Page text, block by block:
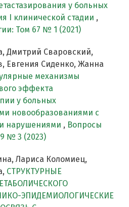
у больных
I клинической стадии ,
Том 67 № 1 (2021)
Дмитрий Сваровский,
Евгения Сиденко, Жанна
механизмы
эффектa
у больных
новообразованиями с
нарушениями , Вопросы
№ 3 (2023)
Лариса Коломиец,
СТРУКТУРНЫЕ
ЭПИДЕМИОЛОГИЧЕСКИЕ